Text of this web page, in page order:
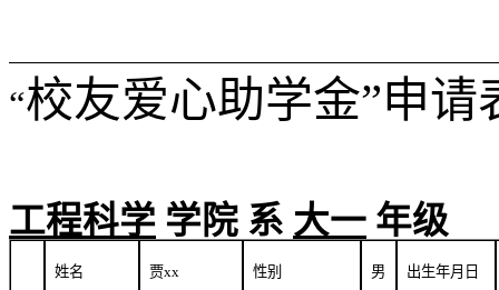
“校友爱心助学金”申请
工程科学 学院 系 大一 年级
姓名 贾xx 性别 男 出生年月日